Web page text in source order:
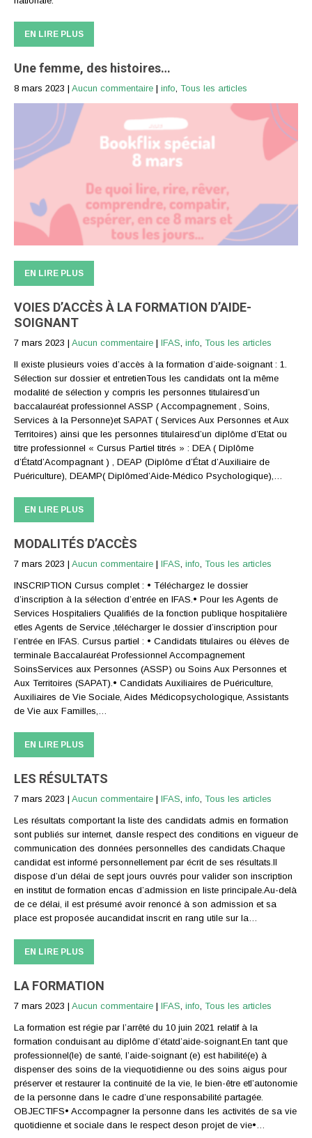
EN LIRE PLUS
Une femme, des histoires…
8 mars 2023 | Aucun commentaire | info, Tous les articles
EN LIRE PLUS
VOIES D’ACCÈS À LA FORMATION D’AIDE-
SOIGNANT
7 mars 2023 | Aucun commentaire | IFAS, info, Tous les articles
Il existe plusieurs voies d’accès à la formation d’aide-soignant : 1.
Sélection sur dossier et entretienTous les candidats ont la même
modalité de sélection y compris les personnes titulairesd’un
baccalauréat professionnel ASSP ( Accompagnement , Soins,
Services à la Personne)et SAPAT ( Services Aux Personnes et Aux
Territoires) ainsi que les personnes titulairesd’un diplôme d’Etat ou
titre professionnel « Cursus Partiel titrés » : DEA ( Diplôme
d’Étatd’Acompagnant ) , DEAP (Diplôme d’État d’Auxiliaire de
Puériculture), DEAMP( Diplômed’Aide-Médico Psychologique),…
EN LIRE PLUS
MODALITÉS D’ACCÈS
7 mars 2023 | Aucun commentaire | IFAS, info, Tous les articles
INSCRIPTION Cursus complet : • Téléchargez le dossier
d’inscription à la sélection d’entrée en IFAS.• Pour les Agents de
Services Hospitaliers Qualifiés de la fonction publique hospitalière
etles Agents de Service ,télécharger le dossier d’inscription pour
l’entrée en IFAS. Cursus partiel : • Candidats titulaires ou élèves de
terminale Baccalauréat Professionnel Accompagnement
SoinsServices aux Personnes (ASSP) ou Soins Aux Personnes et
Aux Territoires (SAPAT).• Candidats Auxiliaires de Puériculture,
Auxiliaires de Vie Sociale, Aides Médicopsychologique, Assistants
de Vie aux Familles,…
EN LIRE PLUS
LES RÉSULTATS
7 mars 2023 | Aucun commentaire | IFAS, info, Tous les articles
Les résultats comportant la liste des candidats admis en formation
sont publiés sur internet, dansle respect des conditions en vigueur de
communication des données personnelles des candidats.Chaque
candidat est informé personnellement par écrit de ses résultats.Il
dispose d’un délai de sept jours ouvrés pour valider son inscription
en institut de formation encas d’admission en liste principale.Au-delà
de ce délai, il est présumé avoir renoncé à son admission et sa
place est proposée aucandidat inscrit en rang utile sur la…
EN LIRE PLUS
LA FORMATION
7 mars 2023 | Aucun commentaire | IFAS, info, Tous les articles
La formation est régie par l’arrêté du 10 juin 2021 relatif à la
formation conduisant au diplôme d’étatd’aide-soignant.En tant que
professionnel(le) de santé, l’aide-soignant (e) est habilité(e) à
dispenser des soins de la viequotidienne ou des soins aigus pour
préserver et restaurer la continuité de la vie, le bien-être etl’autonomie
de la personne dans le cadre d’une responsabilité partagée.
OBJECTIFS• Accompagner la personne dans les activités de sa vie
quotidienne et sociale dans le respect deson projet de vie•…